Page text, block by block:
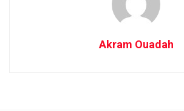
Akram Ouadah